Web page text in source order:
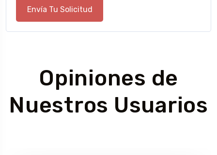
Envía Tu Solicitud
Opiniones de
Nuestros Usuarios